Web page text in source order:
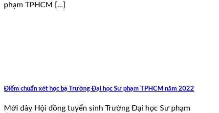
phạm TPHCM [...]
Điểm chuẩn xét học bạ Trường Đại học Sư phạm TPHCM năm 2022
Mới đây Hội đồng tuyển sinh Trường Đại học Sư phạm